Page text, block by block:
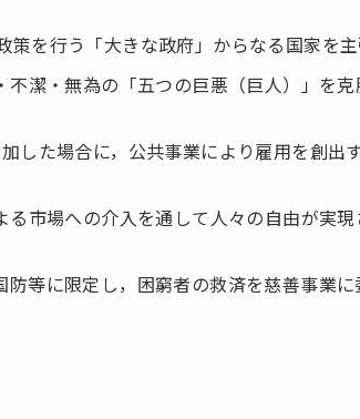
を行う「大きな政府」からなる国家を主
潔・無為の「五つの巨悪（巨人）」を克
した場合に，公共事業により雇用を創出
市場への介入を通して人々の自由が実
等に限定し，困窮者の救済を慈善事業に